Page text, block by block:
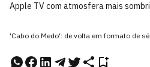
Apple TV com atmosfera mais
'Cabo do Medo': de volta em formato de